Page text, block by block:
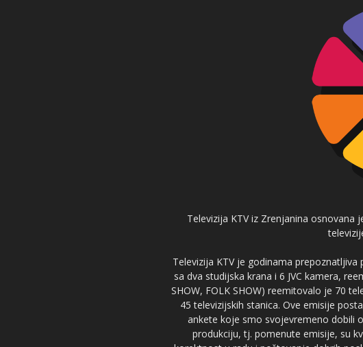
Televizija KTV iz Zrenjanina osnovana
Televizija KTV je godinama
sa dva studijska krana i 6 JVC kamera,
SHOW, FOLK SHOW) reemitovalo je 70
45 televizijskih stanica. Ove emisije
ankete koje smo svojevremeno dobili
produkciju, tj. pomenute emisije, su